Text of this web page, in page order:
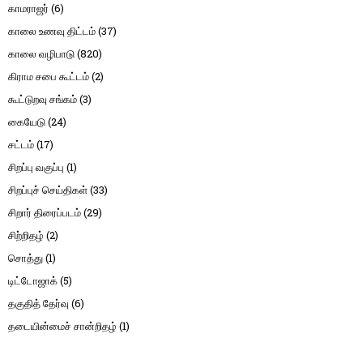
காமராஜர் (6)
காலை உணவு திட்டம்(37)
காலை வழிபாடு(820)
கிராம சபை கூட்டம்(2)
கூட்டுறவு சங்கம்(3)
கையேடு(24)
சட்டம்(17)
சிறப்பு வகுப்பு (1)
சிறப்புச் செய்திகள்(33)
சிறார் திரைப்படம்(29)
சிற்றிதழ் (2)
சொத்து(1)
டிட்டோஜாக்(5)
தகுதித் தேர்வு (6)
தடையின்மைச் சான்றிதழ் (1)